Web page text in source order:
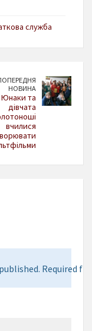
служба
НОВИНА
Юнаки та
дівчата
вчилися
Required